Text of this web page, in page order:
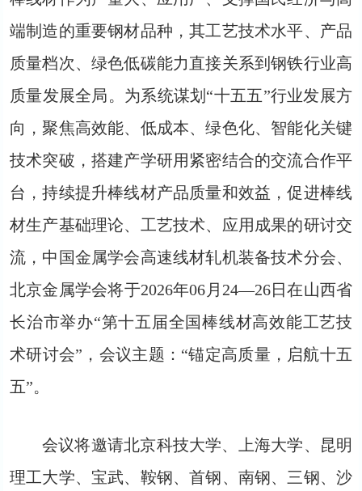
端制造的重要钢材品种，其工艺技术水平、产品
质量档次、绿色低碳能力直接关系到钢铁行业高
质量发展全局。为系统谋划“十五五”行业发展方
向，聚焦高效能、低成本、绿色化、智能化关键
技术突破，搭建产学研用紧密结合的交流合作平
台，持续提升棒线材产品质量和效益，促进棒线
材生产基础理论、工艺技术、应用成果的研讨交
流，中国金属学会高速线材轧机装备技术分会、
北京金属学会将于2026年06月24—26日在山西省
长治市举办“第十五届全国棒线材高效能工艺技
术研讨会”，会议主题：“锚定高质量，启航十五
五”。
会议将邀请北京科技大学、上海大学、昆明
理工大学、宝武、鞍钢、首钢、南钢、三钢、沙